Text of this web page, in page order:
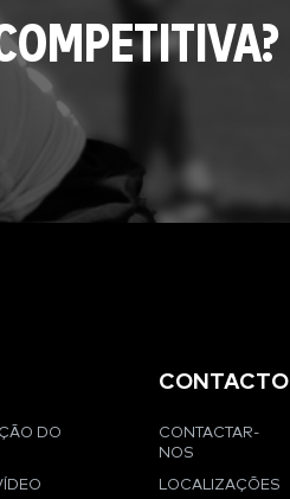
DO
CONTACTO
CONTACTAR-
NOS
LOCALIZAÇÕES